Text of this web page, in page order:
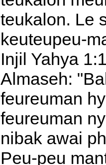
teukalon. Le
keuteupeu-
Injil Yahya
Almaseh:
feureuman
feureuman
nibak awai
Peu-peu